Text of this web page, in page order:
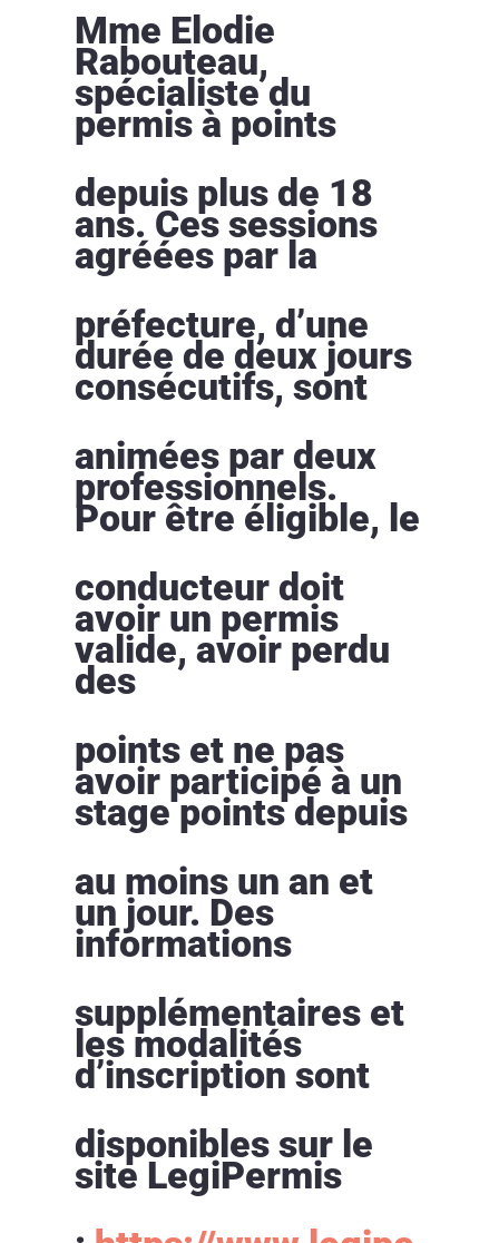
Mme Elodie
Rabouteau,
spécialiste du
permis à points
depuis plus de 18
ans. Ces sessions
agréées par la
préfecture, d’une
durée de deux jours
consécutifs, sont
animées par deux
professionnels.
Pour être éligible, le
conducteur doit
avoir un permis
valide, avoir perdu
des
points et ne pas
avoir participé à un
stage points depuis
au moins un an et
un jour. Des
informations
supplémentaires et
les modalités
d’inscription sont
disponibles sur le
site LegiPermis